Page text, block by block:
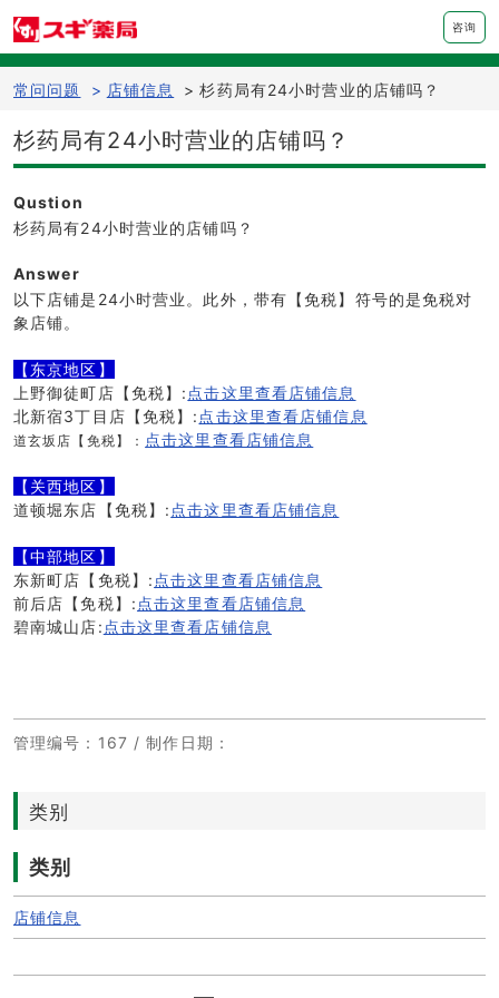
咨询
常问问题 > 店铺信息 > 杉药局有24小时营业的店铺吗？
杉药局有24小时营业的店铺吗？
Qustion
杉药局有24小时营业的店铺吗？
Answer
以下店铺是24小时营业。此外，带有【免税】符号的是免税对
象店铺。
【东京地区】
上野御徒町店【免税】: 点击这里查看店铺信息
北新宿3丁目店【免税】: 点击这里查看店铺信息
道玄坂店【免税】： 点击这里查看店铺信息
【关西地区】
道顿堀东店【免税】: 点击这里查看店铺信息
【中部地区】
东新町店【免税】: 点击这里查看店铺信息
前后店【免税】: 点击这里查看店铺信息
碧南城山店: 点击这里查看店铺信息
管理编号 ：167 /制作日期 ：
类别
类别
店铺信息